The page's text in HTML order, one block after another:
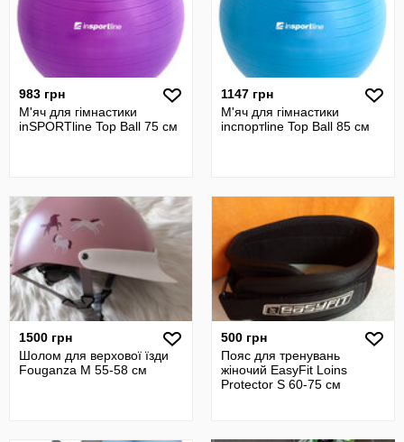
983 грн
М'яч для гімнастики
inSPORTline Top Ball 75 см
1147 грн
М'яч для гімнастики
inспортline Top Ball 85 см
1500 грн
Шолом для верхової їзди
Fouganza М 55-58 см
500 грн
Пояс для тренувань
жіночий EasyFit Loins
Protector S 60-75 см